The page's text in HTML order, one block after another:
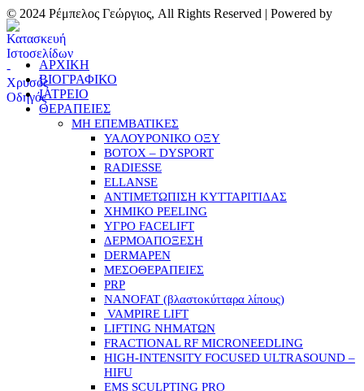
© 2024 Ρέμπελος Γεώργιος, All Rights Reserved | Powered by
ΑΡΧΙΚΗ
ΒΙΟΓΡΑΦΙΚΟ
ΙΑΤΡΕΙΟ
ΘΕΡΑΠΕΙΕΣ
ΜΗ ΕΠΕΜΒΑΤΙΚΕΣ
ΥΑΛΟΥΡΟΝΙΚΟ ΟΞΥ
BOTOX – DYSPORT
RADIESSE
ELLANSE
ΑΝΤΙΜΕΤΩΠΙΣΗ ΚΥΤΤΑΡΙΤΙΔΑΣ
ΧΗΜΙΚΟ PEELING
ΥΓΡΟ FACELIFT
ΔΕΡΜΟΑΠΟΞΕΣΗ
DERMAPEN
ΜΕΣΟΘΕΡΑΠΕΙΕΣ
PRP
NANOFAT (βλαστοκύτταρα λίπους)
VAMPIRE LIFT
LIFTING ΝΗΜΑΤΩΝ
FRACTIONAL RF MICRONEEDLING
HIGH-INTENSITY FOCUSED ULTRASOUND –
HIFU
EMS SCULPTING PRO